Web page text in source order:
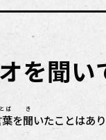
を聞い
ば
を聞
き
いたことはあ